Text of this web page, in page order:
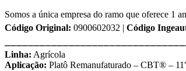
Somos a única empresa do ramo que oferece 1
Código Original: 0900602032 | Código
Linha: Agrícola
Aplicação: Platô Remanufaturado – CBT® –